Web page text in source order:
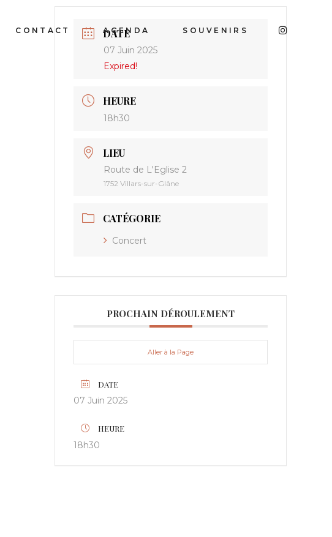
CONTACT AGENDA SOUVENIRS
DATE
07 Juin 2025
Expired!
HEURE
18h30
LIEU
Route de L'Eglise 2
1752 Villars-sur-Glâne
CATÉGORIE
Concert
PROCHAIN DÉROULEMENT
Aller à la Page
DATE
07 Juin 2025
HEURE
18h30